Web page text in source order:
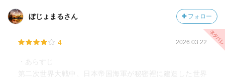
されて沈んでしまったのだった。この戦艦にかけられたエ
ネルギーを考えると、なんとも空しい終わり方である。
ぼじょまるさん フォロー
4 2026.03.22
・あらすじ
第二次世界大戦中、日本帝国海軍が秘密裡に建造した世界